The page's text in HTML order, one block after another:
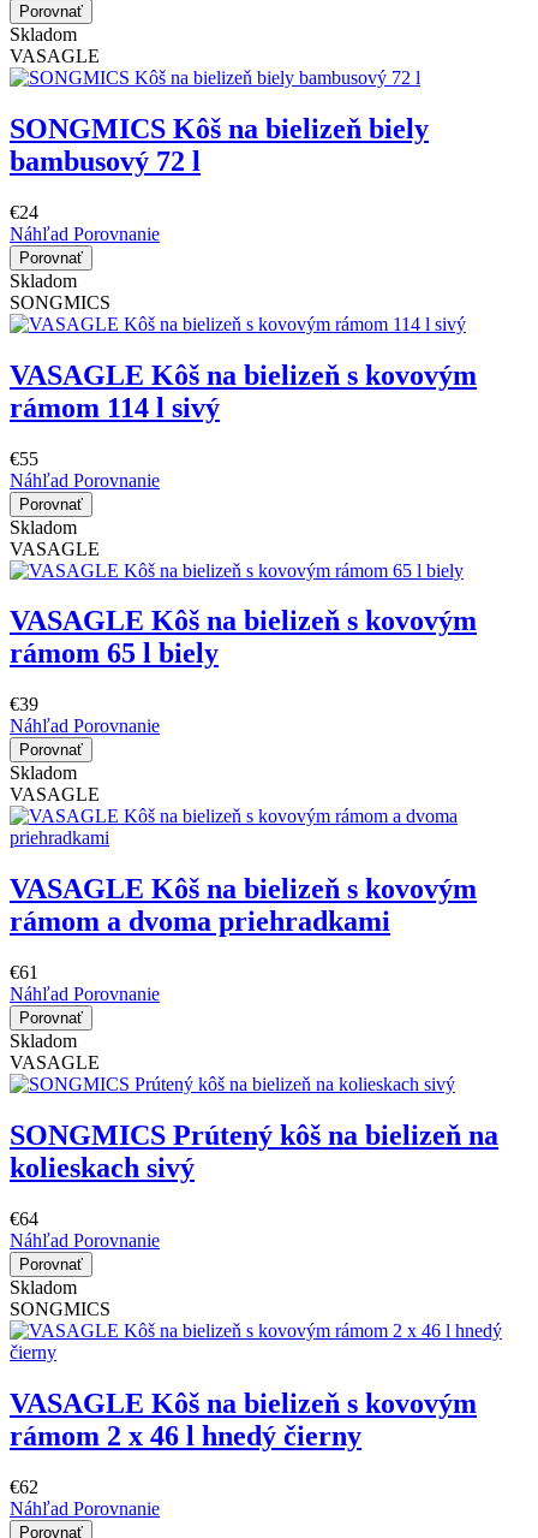
Porovnať
Skladom
VASAGLE
SONGMICS Kôš na bielizeň biely
bambusový 72 l
€24
Náhľad Porovnanie
Porovnať
Skladom
SONGMICS
VASAGLE Kôš na bielizeň s kovovým
rámom 114 l sivý
€55
Náhľad Porovnanie
Porovnať
Skladom
VASAGLE
VASAGLE Kôš na bielizeň s kovovým
rámom 65 l biely
€39
Náhľad Porovnanie
Porovnať
Skladom
VASAGLE
VASAGLE Kôš na bielizeň s kovovým
rámom a dvoma priehradkami
€61
Náhľad Porovnanie
Porovnať
Skladom
VASAGLE
SONGMICS Prútený kôš na bielizeň na
kolieskach sivý
€64
Náhľad Porovnanie
Porovnať
Skladom
SONGMICS
VASAGLE Kôš na bielizeň s kovovým
rámom 2 x 46 l hnedý čierny
€62
Náhľad Porovnanie
Porovnať